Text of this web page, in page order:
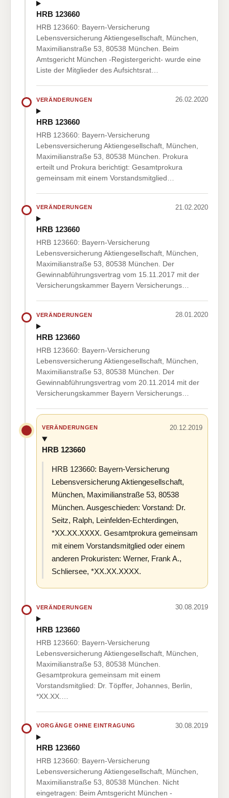
HRB 123660
HRB 123660: Bayern-Versicherung
Lebensversicherung Aktiengesellschaft, München,
Maximilianstraße 53, 80538 München. Beim
Amtsgericht München -Registergericht- wurde eine
Liste der Mitglieder des Aufsichtsrat…
VERÄNDERUNGEN 26.02.2020
HRB 123660
HRB 123660: Bayern-Versicherung
Lebensversicherung Aktiengesellschaft, München,
Maximilianstraße 53, 80538 München. Prokura
erteilt und Prokura berichtigt: Gesamtprokura
gemeinsam mit einem Vorstandsmitglied…
VERÄNDERUNGEN 21.02.2020
HRB 123660
HRB 123660: Bayern-Versicherung
Lebensversicherung Aktiengesellschaft, München,
Maximilianstraße 53, 80538 München. Der
Gewinnabführungsvertrag vom 15.11.2017 mit der
Versicherungskammer Bayern Versicherungs…
VERÄNDERUNGEN 28.01.2020
HRB 123660
HRB 123660: Bayern-Versicherung
Lebensversicherung Aktiengesellschaft, München,
Maximilianstraße 53, 80538 München. Der
Gewinnabführungsvertrag vom 20.11.2014 mit der
Versicherungskammer Bayern Versicherungs…
VERÄNDERUNGEN 20.12.2019
HRB 123660
HRB 123660: Bayern-Versicherung
Lebensversicherung Aktiengesellschaft,
München, Maximilianstraße 53, 80538
München. Ausgeschieden: Vorstand: Dr.
Seitz, Ralph, Leinfelden-Echterdingen,
*XX.XX.XXXX. Gesamtprokura gemeinsam
mit einem Vorstandsmitglied oder einem
anderen Prokuristen: Werner, Frank A.,
Schliersee, *XX.XX.XXXX.
VERÄNDERUNGEN 30.08.2019
HRB 123660
HRB 123660: Bayern-Versicherung
Lebensversicherung Aktiengesellschaft, München,
Maximilianstraße 53, 80538 München.
Gesamtprokura gemeinsam mit einem
Vorstandsmitglied: Dr. Töpffer, Johannes, Berlin,
*XX.XX.…
VORGÄNGE OHNE EINTRAGUNG 30.08.2019
HRB 123660
HRB 123660: Bayern-Versicherung
Lebensversicherung Aktiengesellschaft, München,
Maximilianstraße 53, 80538 München. Nicht
eingetragen: Beim Amtsgericht München -